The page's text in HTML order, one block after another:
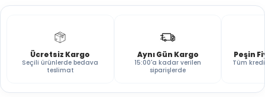
Ücretsiz Kargo
Seçili ürünlerde bedava
teslimat
Aynı Gün Kargo
15:00'a kadar verilen
siparişlerde
Peşin
Tüm